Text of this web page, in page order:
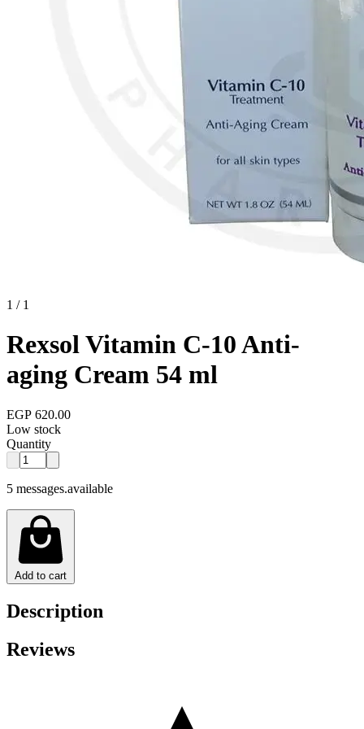
1 / 1
Rexsol Vitamin C-10 Anti-
aging Cream 54 ml
EGP 620.00
Low stock
Quantity
5 messages.available
Add to cart
Description
Reviews